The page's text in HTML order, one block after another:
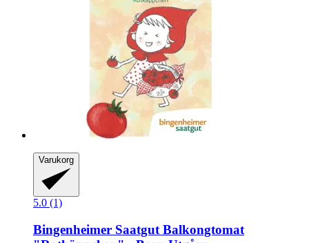
Varukorg
5.0 (1)
Bingenheimer Saatgut Balkongtomat